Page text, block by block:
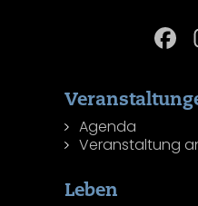
Agenda
Veranstaltung
Leben